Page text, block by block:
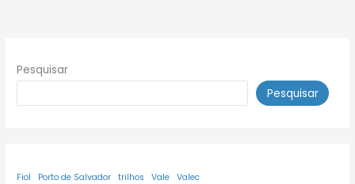
Pesquisar
Pesquisar
Fiol Porto de Salvador trilhos Vale Valec